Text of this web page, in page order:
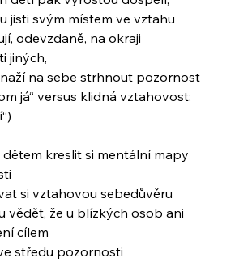
jisti svým místem ve vztahu
odevzdaně, na okraji
jiných,
na sebe strhnout pozornost
já“ versus klidná vztahovost:
dětem kreslit si mentální mapy
si vztahovou sebedůvěru
vědět, že u blízkých osob ani
cílem
středu pozornosti